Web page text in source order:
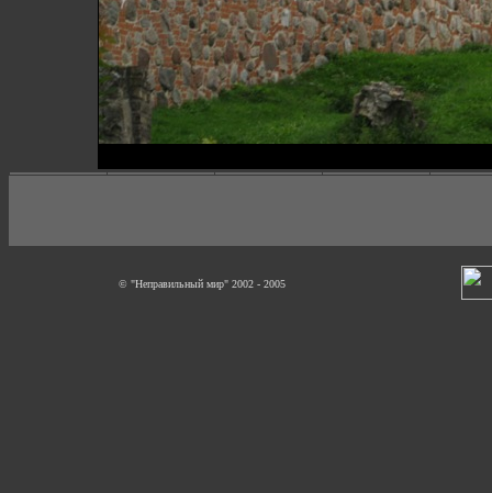
© "Неправильный мир" 2002 - 2005